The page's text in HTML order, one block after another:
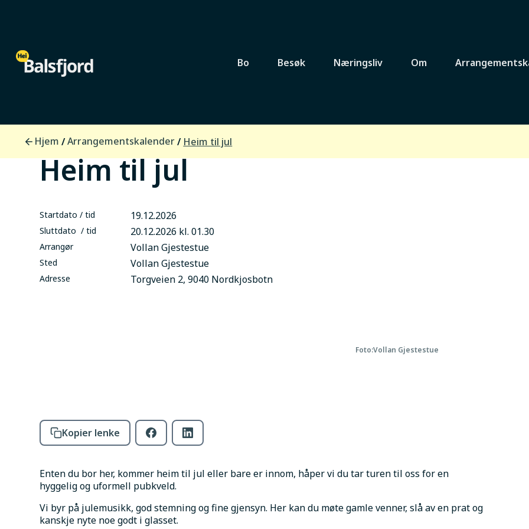
Bo Besøk Næringsliv Om
Hjem /Arrangementskalender/ Heim til jul
Heim til jul
Startdato / tid 19.12.2026
Sluttdato / tid 20.12.2026 kl. 01.30
Arrangør Vollan Gjestestue
Sted Vollan Gjestestue
Adresse Torgveien 2, 9040 Nordkjosbotn
Foto:Vollan Gjestestue
Kopier lenke
Enten du bor her, kommer heim til jul eller bare er innom, håper vi du tar turen til oss for en
hyggelig og uformell pubkveld.
Vi byr på julemusikk, god stemning og fine gjensyn. Her kan du møte gamle venner, slå av en prat og
kanskje nyte noe godt i glasset.